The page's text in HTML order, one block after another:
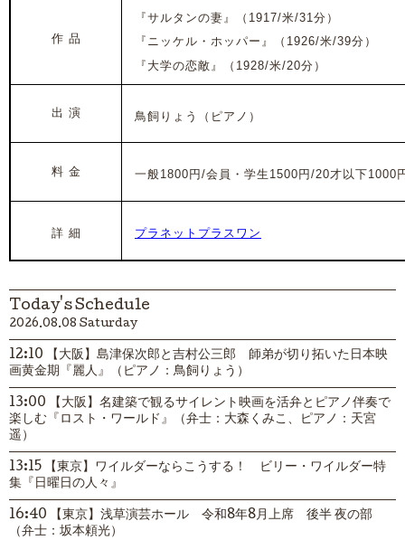
作 品
『サルタンの妻』（1917/米/31分）
『ニッケル・ホッパー』（1926/米/39分）
『大学の恋敵』（1928/米/20分）
出 演 鳥飼りょう（ピアノ）
料 金 一般1800円/会員・学生1500円/20才以下1000
詳 細 プラネットプラスワン
Today's Schedule
2026.08.08 Saturday
12:10 【大阪】島津保次郎と吉村公三郎 師弟が切り拓いた日本映
画黄金期『麗人』（ピアノ：鳥飼りょう）
13:00 【大阪】名建築で観るサイレント映画を活弁とピアノ伴奏で
楽しむ『ロスト・ワールド』（弁士：大森くみこ、ピアノ：天宮
遥）
13:15 【東京】ワイルダーならこうする！ ビリー・ワイルダー特
集『日曜日の人々』
16:40 【東京】浅草演芸ホール 令和8年8月上席 後半 夜の部
（弁士：坂本頼光）